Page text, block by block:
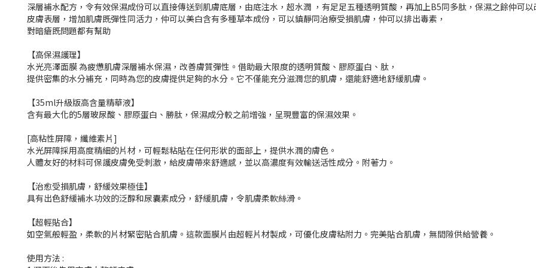
深層補水配方，令有效保濕成份可以直接傳送到肌膚底層，由底注水，超水潤 ，有足足五種透明質酸，再加上B5同多肽，保濕之餘仲可以
皮膚表層，增加肌膚既彈性同活力，仲可以美白含有多種草本成份，可以鎮靜同治療受損肌膚，仲可以排出毒素，
對暗瘡既問題都有幫助
【高保濕護理】
水光亮澤面膜 為疲憊肌膚深層補水保濕，改善膚質彈性。借助最大限度的透明質酸、膠原蛋白、肽，
提供密集的水分補充，同時為您的皮膚提供足夠的水分。它不僅能充分滋潤您的肌膚，還能舒適地舒緩肌膚。
【35ml升級版高含量精華液】
含有最大化的5層玻尿酸、膠原蛋白、勝肽，保濕成分較之前增強，呈現豐富的保濕效果。
[高粘性屏障，纖維素片]
水光屏障採用高度精細的片材，可輕鬆粘貼在任何形狀的面部上，提供水潤的膚色。
人體友好的材料可保護皮膚免受刺激，給皮膚帶來舒適感，並以高濃度有效輸送活性成分。附著力。
【治愈受損肌膚，舒緩效果極佳】
具有出色舒緩補水功效的泛醇和尿囊素成分，舒緩肌膚，令肌膚柔軟絲滑。
【超輕貼合】
如空氣般輕盈，柔軟的片材緊密貼合肌膚。這款面膜片由超輕片材製成，可優化皮膚粘附力。完美貼合肌膚，無間隙供給營養。
使用方法 :